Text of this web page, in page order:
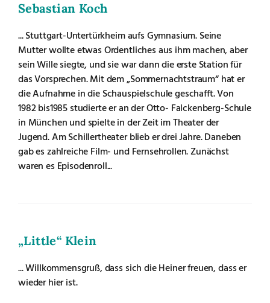
Sebastian Koch
... Stuttgart-Untertürkheim aufs Gymnasium. Seine
Mutter wollte etwas Ordentliches aus ihm machen, aber
sein Wille siegte, und sie war dann die erste Station für
das Vorsprechen. Mit dem „Sommernachtstraum“ hat er
die Aufnahme in die Schauspielschule geschafft. Von
1982 bis1985 studierte er an der Otto- Falckenberg-Schule
in München und spielte in der Zeit im Theater der
Jugend. Am Schillertheater blieb er drei Jahre. Daneben
gab es zahlreiche Film- und Fernsehrollen. Zunächst
waren es Episodenroll...
„Little“ Klein
... Willkommensgruß, dass sich die Heiner freuen, dass er
wieder hier ist.